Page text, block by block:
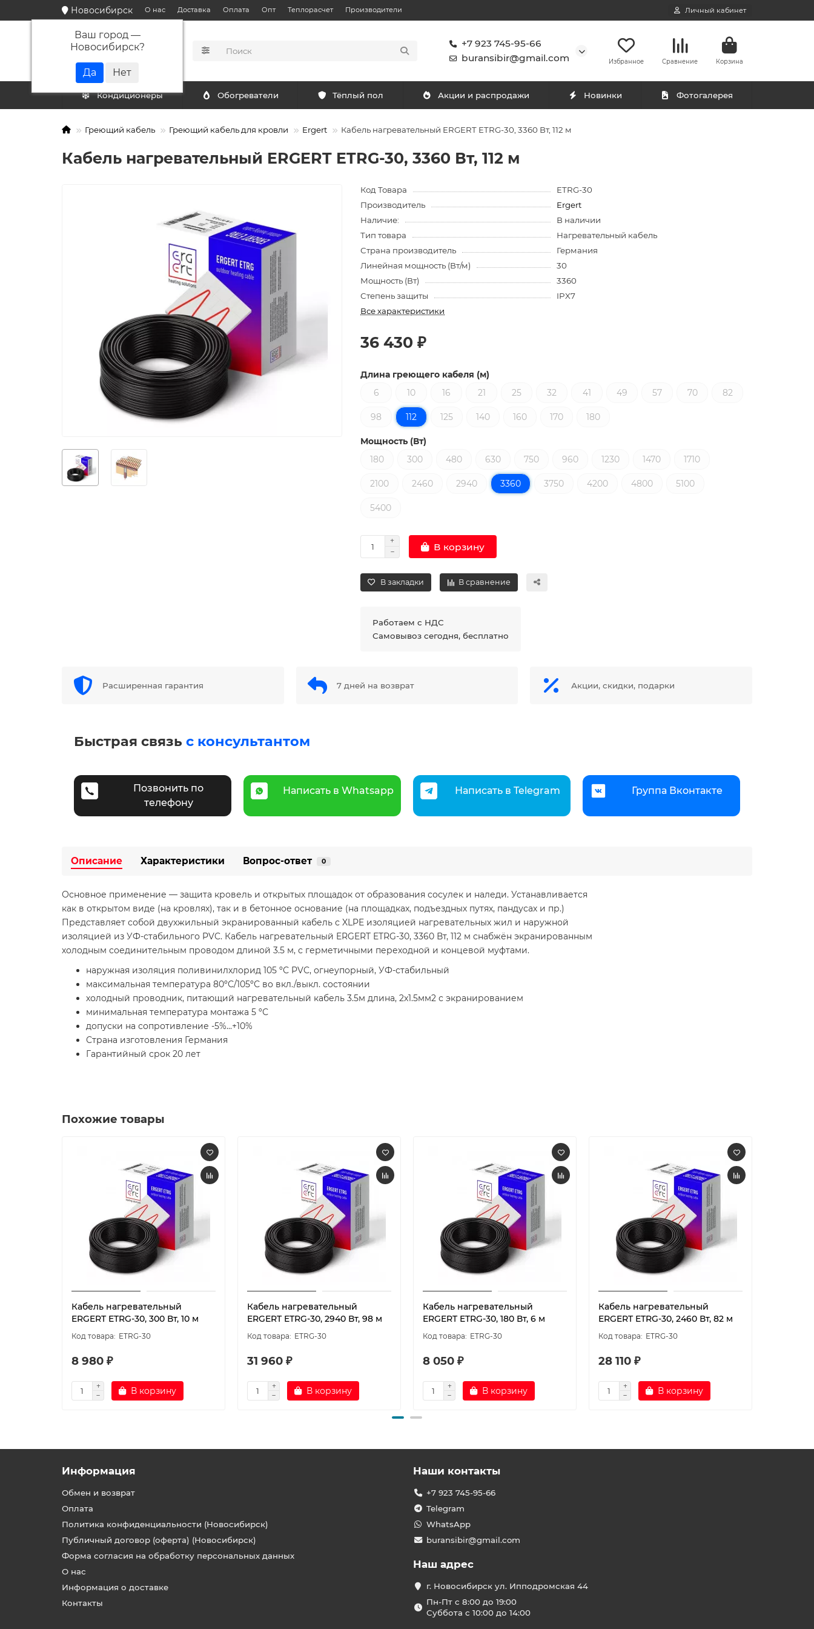
Новосибирск
Ваш город —
Новосибирск?
О нас Доставка Оплата Опт Теплорасчет Производители Личный кабинет
КАТАЛОГ
+7 923 745-95-66
buransibir@gmail.com
Избранное Сравнение Корзина
Кондиционеры Обогреватели Тёплый пол Акции и распродажи Новинки Фотогалерея
Греющий кабель Греющий кабель для кровли Ergert Кабель нагревательный ERGERT ETRG-30, 3360 Вт, 112 м
Кабель нагревательный ERGERT ETRG-30, 3360 Вт, 112 м
Код Товара
ETRG-30
Производитель
Ergert
Наличие:
В наличии
Тип товара
Нагревательный кабель
Страна производитель
Германия
Линейная мощность (Вт/м)
30
Мощность (Вт)
3360
Степень защиты
IPX7
Все характеристики
36 430 ₽
Длина греющего кабеля (м)
6
10 16 21 25 32 41 49 57 70 82
98 112 125 140 160 170 180
Мощность (Вт)
180
300 480 630 750 960 1230 1470 1710
2100 2460 2940 3360 3750 4200 4800 5100
5400
В корзину
В закладки В сравнение
Работаем с НДС
Самовывоз сегодня, бесплатно
Расширенная гарантия 7 дней на возврат Акции, скидки, подарки
Быстрая связь с консультантом
Позвонить по
телефону
Написать в Whatsapp Написать в Telegram Группа Вконтакте
Описание Характеристики Вопрос-ответ 0
Основное применение — защита кровель и открытых площадок от образования сосулек и наледи. Устанавливается
как в открытом виде (на кровлях), так и в бетонное основание (на площадках, подъездных путях, пандусах и пр.)
Представляет собой двухжильный экранированный кабель с XLPE изоляцией нагревательных жил и наружной
изоляцией из УФ-стабильного PVC. Кабель нагревательный ERGERT ETRG-30, 3360 Вт, 112 м снабжён экранированным
холодным соединительным проводом длиной 3.5 м, с герметичными переходной и концевой муфтами.
наружная изоляция поливинилхлорид 105 ºС PVC, огнеупорный, УФ-стабильный
максимальная температура 80ºС/105ºС во вкл./выкл. состоянии
холодный проводник, питающий нагревательный кабель 3.5м длина, 2x1.5мм2 с экранированием
минимальная температура монтажа 5 ºС
допуски на сопротивление -5%...+10%
Страна изготовления Германия
Гарантийный срок 20 лет
Похожие товары
Кабель нагревательный
ERGERT ETRG-30, 300 Вт, 10 м
ETRG-30
8 980 ₽
В корзину
Кабель нагревательный
ERGERT ETRG-30, 2940 Вт, 98 м
ETRG-30
31 960 ₽
В корзину
Кабель нагревательный
ERGERT ETRG-30, 180 Вт, 6 м
ETRG-30
8 050 ₽
В корзину
Кабель нагревательный
ERGERT ETRG-30, 2460 Вт, 82 м
ETRG-30
28 110 ₽
В корзину
Информация
Обмен и возврат
Оплата
Политика конфиденциальности (Новосибирск)
Публичный договор (оферта) (Новосибирск)
Форма согласия на обработку персональных данных
О нас
Информация о доставке
Контакты
Наши контакты
+7 923 745-95-66
Telegram
WhatsApp
buransibir@gmail.com
Наш адрес
г. Новосибирск ул. Ипподромская 44
Пн-Пт с 8:00 до 19:00
Суббота с 10:00 до 14:00